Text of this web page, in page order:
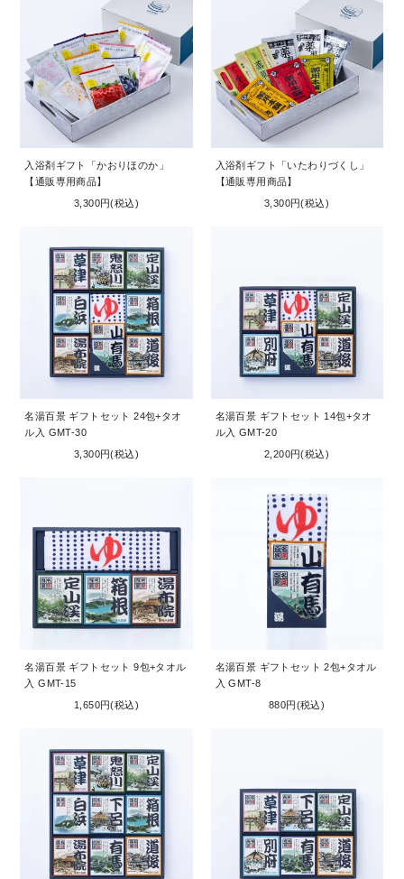
入浴剤ギフト「かおりほのか」
【通販専用商品】
3,300円(税込)
入浴剤ギフト「いたわりづくし」
【通販専用商品】
3,300円(税込)
名湯百景 ギフトセット 24包+タオ
ル入 GMT-30
3,300円(税込)
名湯百景 ギフトセット 14包+タオ
ル入 GMT-20
2,200円(税込)
名湯百景 ギフトセット 9包+タオル
入 GMT-15
1,650円(税込)
名湯百景 ギフトセット 2包+タオル
入 GMT-8
880円(税込)